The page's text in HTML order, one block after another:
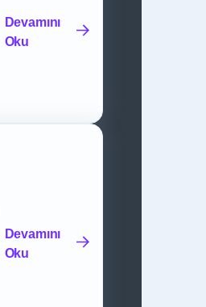
Devamını
Oku
Devamını
Oku